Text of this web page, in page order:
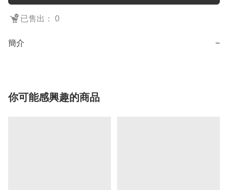
已售出： 0
簡介 −
你可能感興趣的商品